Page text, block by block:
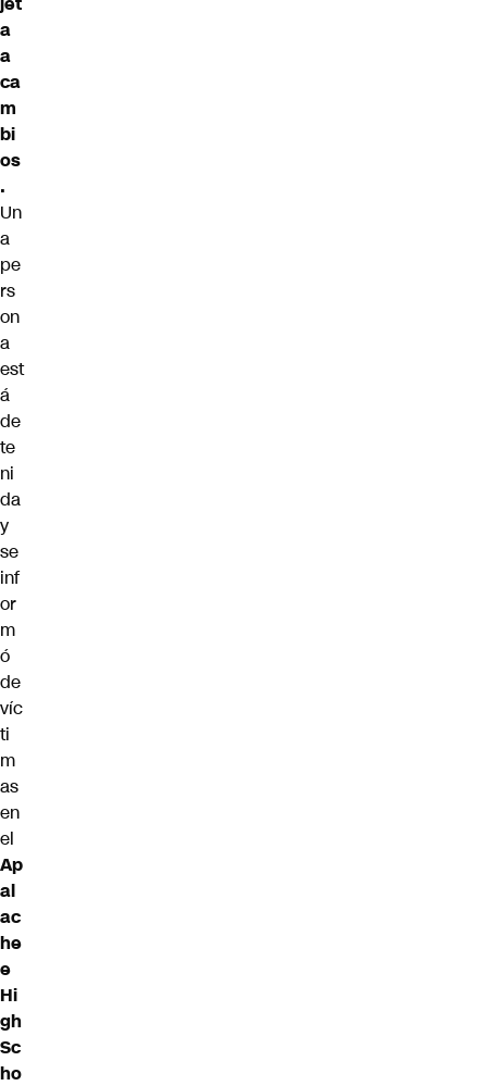
a
a
ca
m
bi
os
.
Un
a
pe
rs
on
a
est
á
de
te
ni
da
y
se
inf
or
m
ó
de
víc
ti
m
as
en
el
Ap
al
ac
he
e
Hi
gh
Sc
ho